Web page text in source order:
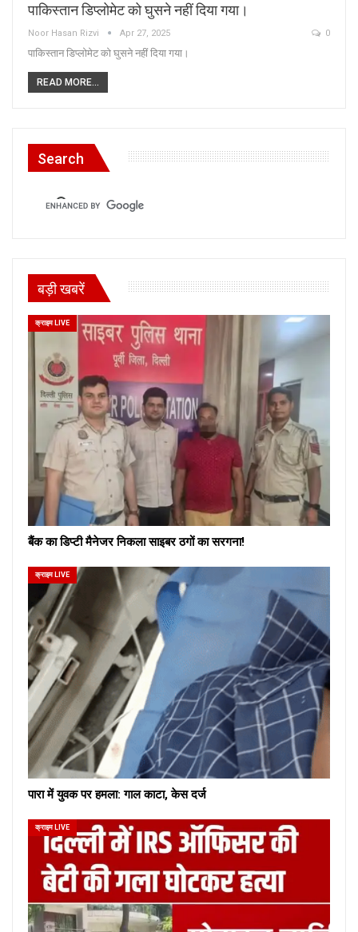
पाकिस्तान डिप्लोमेट को घुसने नहीं दिया गया।
Noor Hasan Rizvi Apr 27, 2025 0
पाकिस्तान डिप्लोमेट को घुसने नहीं दिया गया।
READ MORE...
Search
बड़ी खबरें
क्राइम LIVE
बैंक का डिप्टी मैनेजर निकला साइबर ठगों का सरगना!
क्राइम LIVE
पारा में युवक पर हमला: गाल काटा, केस दर्ज
क्राइम LIVE